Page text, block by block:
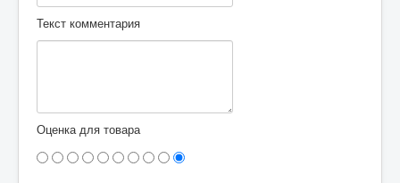
Текст комментария
Оценка для товара